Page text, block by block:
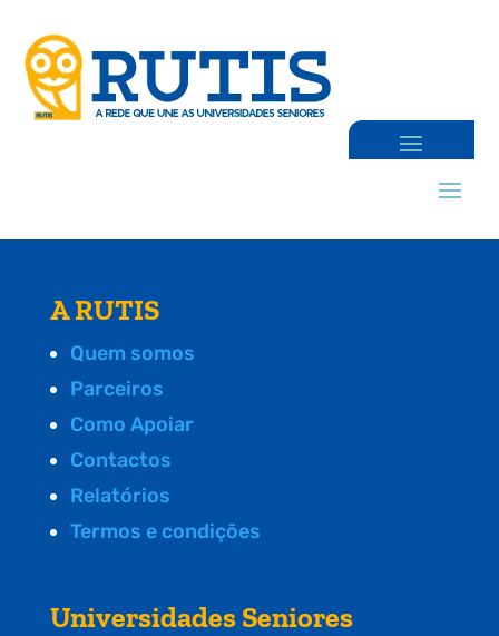
A RUTIS
Quem somos
Parceiros
Como Apoiar
Contactos
Relatórios
Termos e condições
Universidades Seniores